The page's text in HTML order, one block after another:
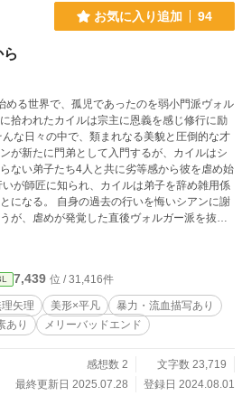
お気に入り追加 94
める世界で、孤児であったのを弱小門派ヴォル
拾われたカイルは宗主に恩義を感じ修行に励
んな日々の中で、類まれなる美貌と圧倒的な才
が新たに門弟として入門するが、カイルはシ
ない弟子たち4人と共に劣等感から彼を虐め始
が師匠に知られ、カイルは弟子を辞め雑用係
になる。 自身の過去の行いを悔いシアンに謝
が、虐めが発覚した直後ヴォルガー派を抜け
るのか分からず、その願いは8年経った今も叶
きたヴォルガー派も今回ばかりはと三大門派
ュ派の傘下に入ることを決める。 申し出の翌
宗主と会合できることになり、期待をふくら
イルであったが、なんと会合にやってきたイ
かつてヴォルガー派の門弟であったシアンだ
タグ確認をよろしくお願いします。 ⚠恥ずかし
7,439 位 / 31,416件
矢理 美形×平凡
暴力・流血描写あり
あり メリーバッドエンド
感想数 2
文字数 23,719
最終更新日 2025.07.28
登録日 2024.08.01